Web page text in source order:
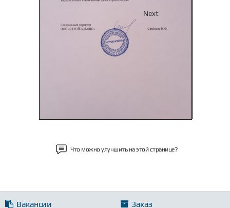
Next
Что можно улучшить на этой странице?
Вакансии Заказ